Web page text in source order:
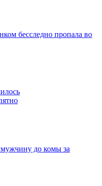
бесследно пропала во
до комы за